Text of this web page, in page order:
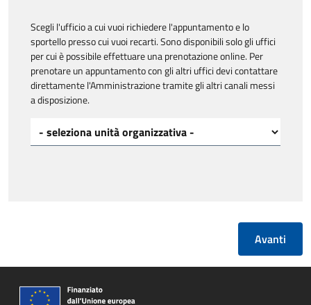
Scegli l'ufficio a cui vuoi richiedere l'appuntamento e lo
sportello presso cui vuoi recarti. Sono disponibili solo gli uffici
per cui è possibile effettuare una prenotazione online. Per
prenotare un appuntamento con gli altri uffici devi contattare
direttamente l'Amministrazione tramite gli altri canali messi
a disposizione.
Scegli l'ufficio a cui vuoi richiedere l'appuntamento*